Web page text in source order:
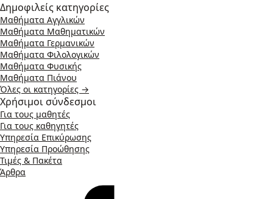
Δημοφιλείς κατηγορίες
Μαθήματα Αγγλικών
Μαθήματα Μαθηματικών
Μαθήματα Γερμανικών
Μαθήματα Φιλολογικών
Μαθήματα Φυσικής
Μαθήματα Πιάνου
Όλες οι κατηγορίες →
Χρήσιμοι σύνδεσμοι
Για τους μαθητές
Για τους καθηγητές
Υπηρεσία Επικύρωσης
Υπηρεσία Προώθησης
Τιμές & Πακέτα
Άρθρα